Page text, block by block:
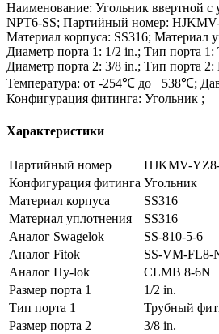
Наименование: Угольник ввертной
NPT6-SS; Партийный номер:
Материал корпуса: SS316; Материал
Диаметр порта 1: 1/2 in.; Тип порта
Диаметр порта 2: 3/8 in.; Тип порта 2:
Температура: от -254℃ до +538℃;
Конфигурация фитинга: Угольник ;
Характеристики
Партийный номер
HJKMV-
Конфигурация фитинга Угольник
Материал корпуса
SS316
Материал уплотнения
SS316
Аналог Swagelok
SS-810-5-6
Аналог Fitok
SS-VM-FL8-
Аналог Hy-lok
CLMB 8-6N
Размер порта 1
1/2 in.
Тип порта 1
Трубный
Размер порта 2
3/8 in.